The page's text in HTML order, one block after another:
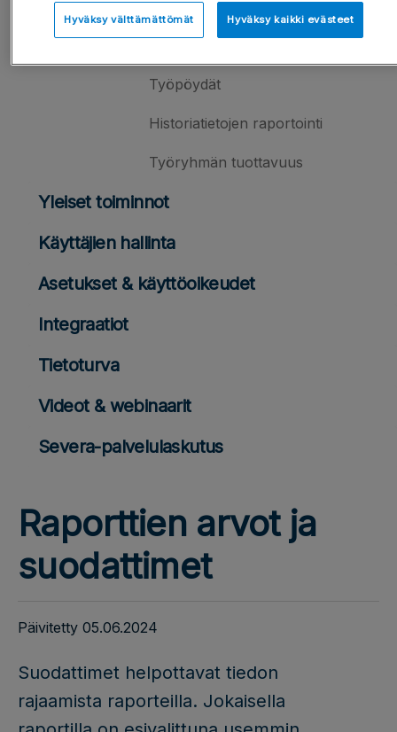
Omat ja jaetut raportit
Työpöydät
Historiatietojen raportointi
Työryhmän tuottavuus
Yleiset toiminnot
Käyttäjien hallinta
Asetukset & käyttöoikeudet
Integraatiot
Tietoturva
Videot & webinaarit
Severa-palvelulaskutus
Raporttien arvot ja
suodattimet
Päivitetty 05.06.2024
Suodattimet helpottavat tiedon
rajaamista raporteilla. Jokaisella
Hyväksy välttämättömät Hyväksy kaikki evästeet